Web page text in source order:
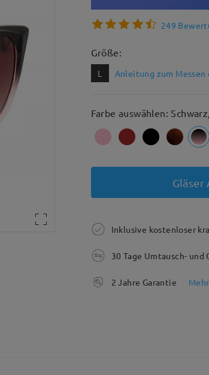
249
Größe:
L Anleitung zum Messen
Farbe auswählen:
Gläser
Inklusive kostenloser
30 Tage Umtausch- und
2 Jahre Garantie